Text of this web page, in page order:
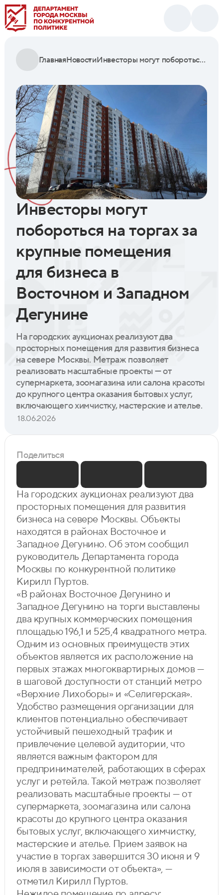
ГлавнаяНовости Инвесторы могут побороться на торгах за крупные помещения для бизнеса в Восточном и Западном Дегунине
Инвесторы могут
побороться на торгах за
крупные помещения
для бизнеса в
Восточном и Западном
Дегунине
На городских аукционах реализуют два
просторных помещения для развития бизнеса
на севере Москвы. Метраж позволяет
реализовать масштабные проекты — от
супермаркета, зоомагазина или салона красоты
до крупного центра оказания бытовых услуг,
включающего химчистку, мастерские и ателье.
18.06.2026
На городских аукционах реализуют два
просторных помещения для развития
бизнеса на севере Москвы. Объекты
находятся в районах Восточное и
Западное Дегунино. Об этом сообщил
руководитель Департамента города
Москвы по конкурентной политике
Кирилл Пуртов.
«В районах Восточное Дегунино и
Западное Дегунино на торги выставлены
два крупных коммерческих помещения
площадью 196,1 и 525,4 квадратного метра.
Одним из основных преимуществ этих
объектов является их расположение на
первых этажах многоквартирных домов —
в шаговой доступности от станций метро
«Верхние Лихоборы» и «Селигерская».
Удобство размещения организации для
клиентов потенциально обеспечивает
устойчивый пешеходный трафик и
привлечение целевой аудитории, что
является важным фактором для
предпринимателей, работающих в сферах
услуг и ретейла. Такой метраж позволяет
реализовать масштабные проекты — от
супермаркета, зоомагазина или салона
красоты до крупного центра оказания
бытовых услуг, включающего химчистку,
мастерские и ателье. Прием заявок на
участие в торгах завершится 30 июня и 9
июля в зависимости от объекта», —
отметил Кирилл Пуртов.
Поделиться